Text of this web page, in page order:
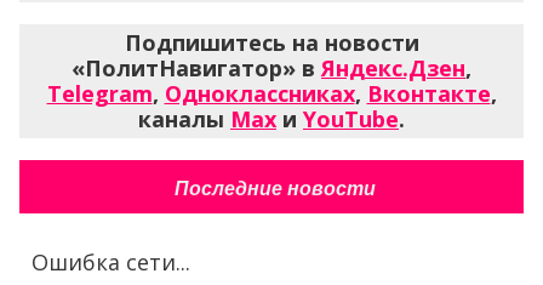
Подпишитесь на новости
«ПолитНавигатор» вЯндекс.Дзен,
Telegram, Одноклассниках, Вконтакте,
каналы Max и YouTube.
Последние новости
Ошибка сети...